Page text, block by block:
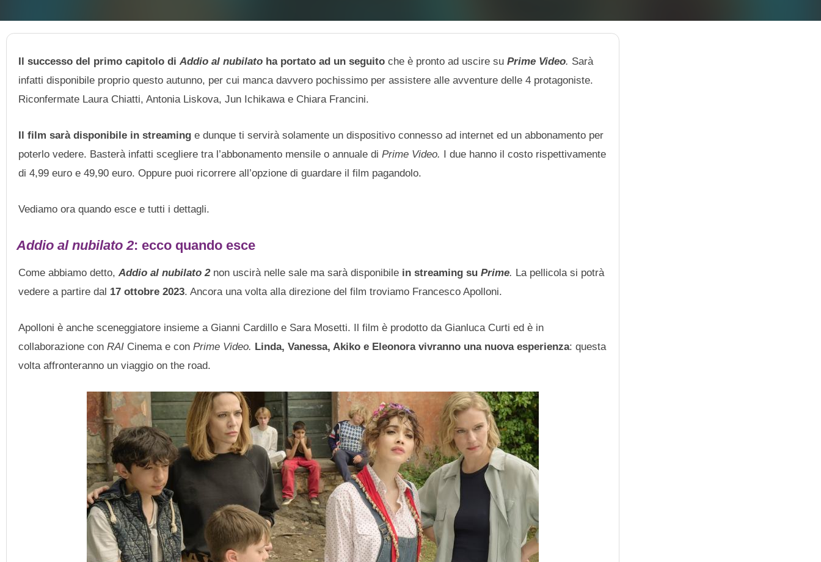
Il successo del primo capitolo diAddio al nubilato ha portato ad un seguitoche è pronto ad uscire suPrime Video. Sarà
infatti disponibile proprio questo autunno, per cui manca davvero pochissimo per assistere alle avventure delle 4 protagoniste.
Riconfermate Laura Chiatti, Antonia Liskova, Jun Ichikawa e Chiara Francini.
Il film sarà disponibile in streaming e dunque ti servirà solamente un dispositivo connesso ad internet ed un abbonamento per
poterlo vedere. Basterà infatti scegliere tra l’abbonamento mensile o annuale diPrime Video. I due hanno il costo rispettivamente
di 4,99 euro e 49,90 euro. Oppure puoi ricorrere all’opzione di guardare il film pagandolo.
Vediamo ora quando esce e tutti i dettagli.
Addio al nubilato 2: ecco quando esce
Come abbiamo detto,Addio al nubilato 2 non uscirà nelle sale ma sarà disponibile in streaming suPrime. La pellicola si potrà
vedere a partire dal 17 ottobre 2023. Ancora una volta alla direzione del film troviamo Francesco Apolloni.
Apolloni è anche sceneggiatore insieme a Gianni Cardillo e Sara Mosetti. Il film è prodotto da Gianluca Curti ed è in
collaborazione conRAI Cinema e conPrime Video. Linda, Vanessa, Akiko e Eleonora vivranno una nuova esperienza: questa
volta affronteranno un viaggio on the road.